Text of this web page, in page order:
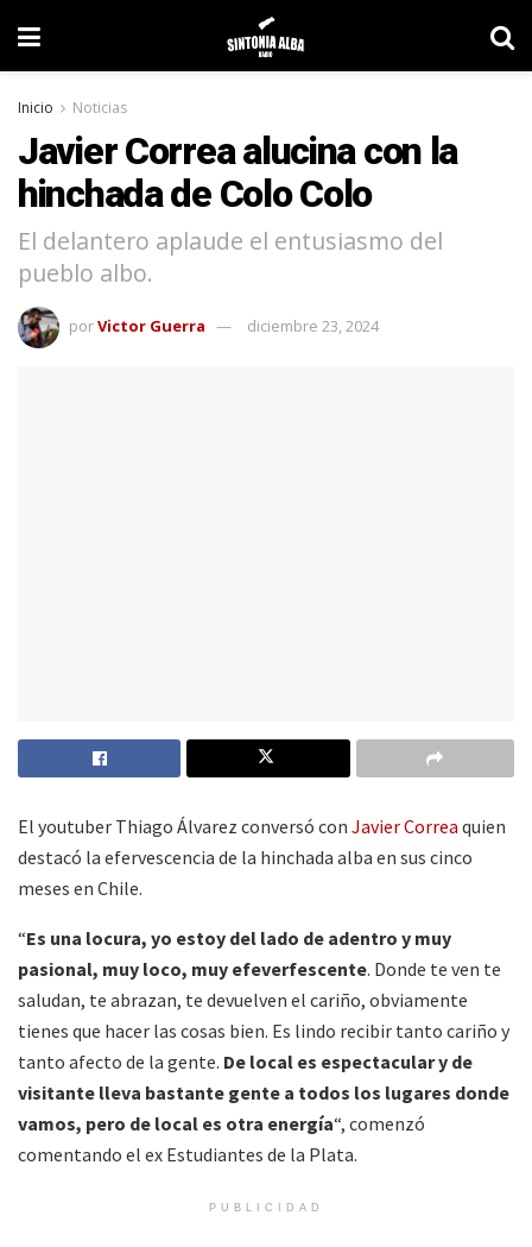
Inicio Noticias
Javier Correa alucina con la
hinchada de Colo Colo
El delantero aplaude el entusiasmo del
pueblo albo.
porVictor Guerra diciembre 23, 2024
El youtuber Thiago Álvarez conversó con Javier Correa quien
destacó la efervescencia de la hinchada alba en sus cinco
meses en Chile.
“Es una locura, yo estoy del lado de adentro y muy
pasional, muy loco, muy efeverfescente. Donde te ven te
saludan, te abrazan, te devuelven el cariño, obviamente
tienes que hacer las cosas bien. Es lindo recibir tanto cariño y
tanto afecto de la gente. De local es espectacular y de
visitante lleva bastante gente a todos los lugares donde
vamos, pero de local es otra energía“, comenzó
comentando el ex Estudiantes de la Plata.
PUBLICIDAD